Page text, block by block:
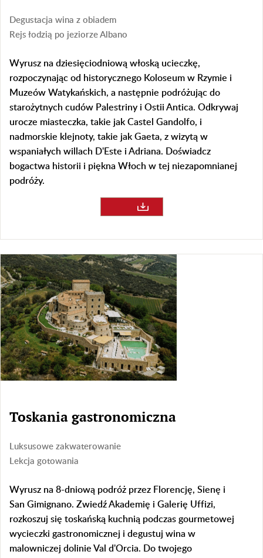
Degustacja wina z obiadem
Rejs łodzią po jeziorze Albano
Wyrusz na dziesięciodniową włoską ucieczkę,
rozpoczynając od historycznego Koloseum w Rzymie i
Muzeów Watykańskich, a następnie podróżując do
starożytnych cudów Palestriny i Ostii Antica. Odkrywaj
urocze miasteczka, takie jak Castel Gandolfo, i
nadmorskie klejnoty, takie jak Gaeta, z wizytą w
wspaniałych willach D'Este i Adriana. Doświadcz
bogactwa historii i piękna Włoch w tej niezapomnianej
podróży.
Toskania gastronomiczna
Luksusowe zakwaterowanie
Lekcja gotowania
Wyrusz na 8-dniową podróż przez Florencję, Sienę i
San Gimignano. Zwiedź Akademię i Galerię Uffizi,
rozkoszuj się toskańską kuchnią podczas gourmetowej
wycieczki gastronomicznej i degustuj wina w
malowniczej dolinie Val d'Orcia. Do twojego